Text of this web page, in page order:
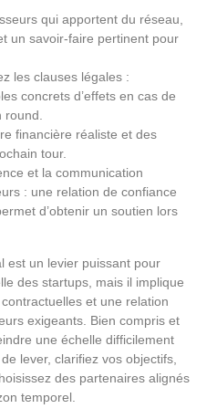
qui apportent du réseau,
un savoir‑faire pertinent pour
les clauses légales :
concrets d’effets en cas de
financière réaliste et des
tour.
et la communication
: une relation de confiance
d’obtenir un soutien lors
est un levier puissant pour
des startups, mais il implique
et une relation
exigeants. Bien compris et
une échelle difficilement
lever, clarifiez vos objectifs,
des partenaires alignés
temporel.